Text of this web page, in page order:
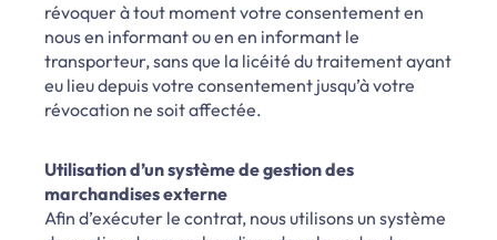
révoquer à tout moment votre consentement en
nous en informant ou en en informant le
transporteur, sans que la licéité du traitement ayant
eu lieu depuis votre consentement jusqu’à votre
révocation ne soit affectée.
Utilisation d’un système de gestion des
marchandises externe
Afin d’exécuter le contrat, nous utilisons un système